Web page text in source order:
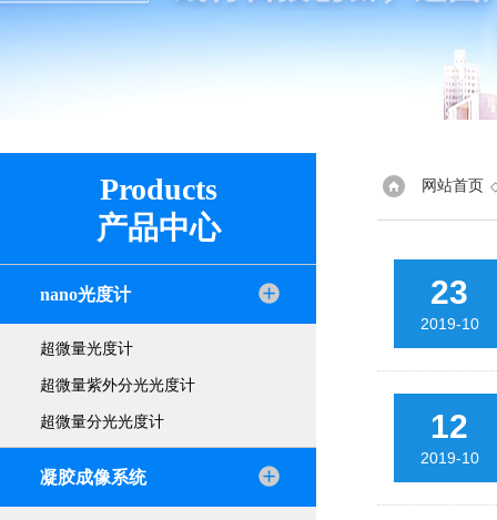
Products
产品中心
nano光度计
超微量光度计
超微量紫外分光光度计
超微量分光光度计
凝胶成像系统
网站首页
23
2019-10
12
2019-10